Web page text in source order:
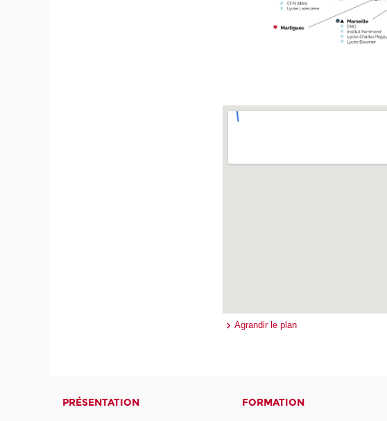
Agrandir le plan
PRÉSENTATION FORMATION